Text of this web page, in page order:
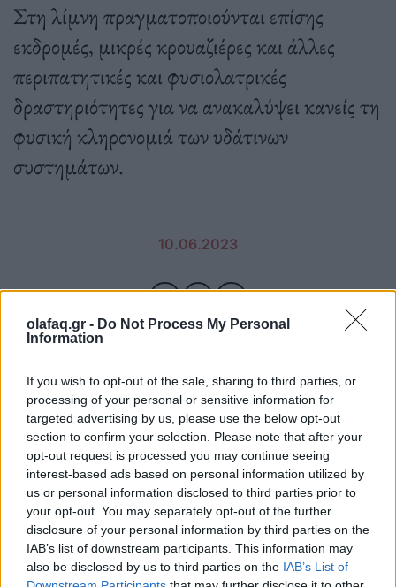
olafaq.gr - Do Not Process My Personal
Information
If you wish to opt-out of the sale, sharing to third parties, or
processing of your personal or sensitive information for
targeted advertising by us, please use the below opt-out
section to confirm your selection. Please note that after your
opt-out request is processed you may continue seeing
interest-based ads based on personal information utilized by
us or personal information disclosed to third parties prior to
your opt-out. You may separately opt-out of the further
disclosure of your personal information by third parties on the
IAB’s list of downstream participants. This information may
also be disclosed by us to third parties on the IAB’s List of
Στη λίμνη πραγματοποιούνται επίσης
εκδρομές, μικρές κρουαζιέρες και άλλες
περιπατητικές και φυσιολατρικές
δραστηριότητες για να ανακαλύψει κανείς τη
φυσική κληρονομιά των υδάτινων
συστημάτων.
10.06.2023